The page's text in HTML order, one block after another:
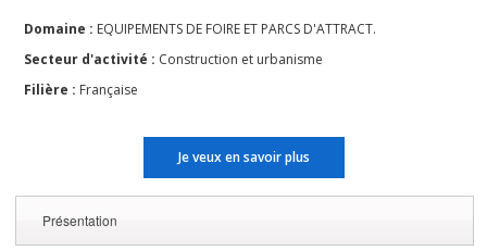
Domaine : EQUIPEMENTS DE FOIRE ET PARCS D'ATTRACT.
Secteur d'activité : Construction et urbanisme
Filière : Française
Je veux en savoir plus
Présentation